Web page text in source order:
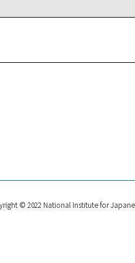
© 2022 National Institute for